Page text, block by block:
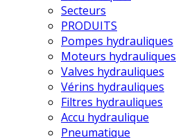
Secteurs
PRODUITS
Pompes hydrauliques
Moteurs hydrauliques
Valves hydrauliques
Vérins hydrauliques
Filtres hydrauliques
Accu hydraulique
Pneumatique